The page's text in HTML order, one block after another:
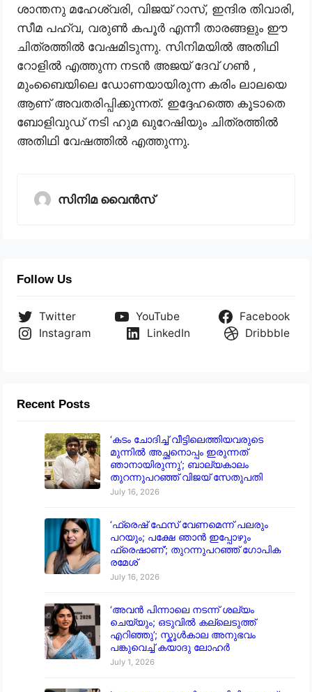
ശാന്തനു മഹേശ്വരി, വിജയ് റാസ്‌, ഇന്ദിര തിവാരി,
സീമ പഹ്വ, വരുൺ കപൂർ എന്നീ താരങ്ങളും ഈ
ചിത്രത്തിൽ വേഷമിടുന്നു. സിനിമയിൽ അതിഥി
റോളിൽ എത്തുന്ന നടൻ അജയ് ദേവ് ഗൺ ,
മുംബൈയിലെ ഡോണയായിരുന്ന കരിം ലാലയെ
ആണ് അവതരിപ്പിക്കുന്നത്. ഇദ്ദേഹത്തെ കൂടാതെ
ബോളിവുഡ് നടി ഹുമ ഖുറേഷിയും ചിത്രത്തിൽ
അതിഥി വേഷത്തിൽ എത്തുന്നു.
സിനിമ വൈൻസ്
Follow Us
Twitter YouTube
Facebook
Instagram
LinkedIn Dribbble
Recent Posts
‘കടം ചോദിച്ച് വീട്ടിലെത്തിയവരുടെ
മുന്നിൽ അച്ഛനൊപ്പം ഇരുന്നത്
ഞാനായിരുന്നു’; ബാല്യകാലം
തുറന്നുപറഞ്ഞ് വിജയ് സേതുപതി
July 16, 2026
‘ഫ്രെഷ് ഫേസ് വേണമെന്ന് പലരും
പറയും; പക്ഷേ ഞാൻ ഇപ്പോഴും
ഫ്രെഷാണ്’; തുറന്നുപറഞ്ഞ് ഗോപിക
രമേശ്
July 16, 2026
‘അവൻ പിന്നാലെ നടന്ന് ശല്യം
ചെയ്യും; ഒടുവിൽ കല്ലെടുത്ത്
എറിഞ്ഞു’; സ്കൂൾകാല അനുഭവം
പങ്കുവെച്ച് കയാദു ലോഹർ
July 1, 2026